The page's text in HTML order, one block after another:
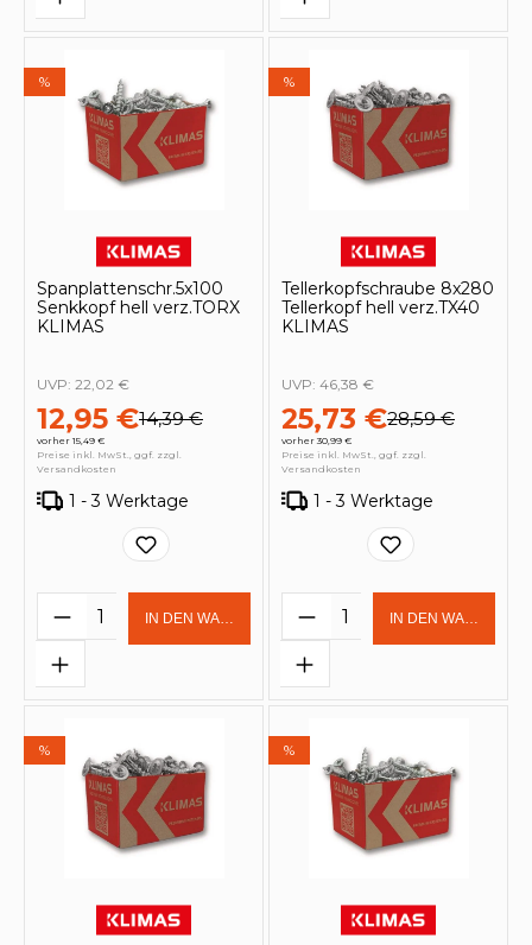
%
Spanplattenschr.5x100
Senkkopf hell verz.TORX
KLIMAS
12,95 €14,39 €
vorher 15,49 €
UVP: 22,02 €
Preise inkl. MwSt., ggf. zzgl.
Versandkosten
1 - 3 Werktage
Produkt Anzahl: Gib den
IN DEN WARENKORB
%
Tellerkopfschraube 8x280
Tellerkopf hell verz.TX40
KLIMAS
25,73 €28,59 €
vorher 30,99 €
UVP: 46,38 €
Preise inkl. MwSt., ggf. zzgl.
Versandkosten
1 - 3 Werktage
Produkt Anzahl:
IN DEN
% %